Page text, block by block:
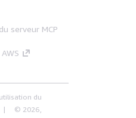
serveur MCP
du
© 2026,